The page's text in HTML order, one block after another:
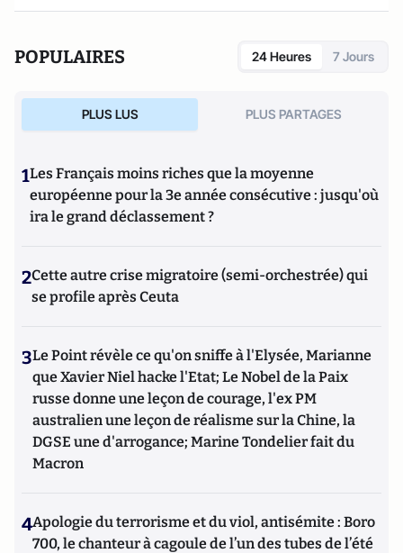
POPULAIRES 24 Heures 7 Jours
PLUS LUS PLUS PARTAGES
1Les Français moins riches que la moyenne
européenne pour la 3e année consécutive : jusqu'où
ira le grand déclassement ?
2Cette autre crise migratoire (semi-orchestrée) qui
se profile après Ceuta
3Le Point révèle ce qu'on sniffe à l'Elysée, Marianne
que Xavier Niel hacke l'Etat; Le Nobel de la Paix
russe donne une leçon de courage, l'ex PM
australien une leçon de réalisme sur la Chine, la
DGSE une d'arrogance; Marine Tondelier fait du
Macron
4Apologie du terrorisme et du viol, antisémite : Boro
700, le chanteur à cagoule de l’un des tubes de l’été